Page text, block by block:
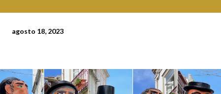
agosto 18, 2023